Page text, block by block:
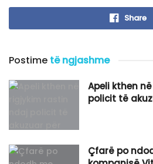
Share
Postime të ngjashme
Apeli kthen
policit të
Çfarë po